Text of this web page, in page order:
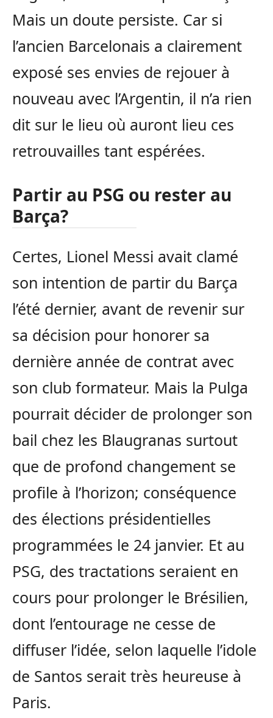
Mais un doute persiste. Car si
l’ancien Barcelonais a clairement
exposé ses envies de rejouer à
nouveau avec l’Argentin, il n’a rien
dit sur le lieu où auront lieu ces
retrouvailles tant espérées.
Partir au PSG ou rester au
Barça?
Certes, Lionel Messi avait clamé
son intention de partir du Barça
l’été dernier, avant de revenir sur
sa décision pour honorer sa
dernière année de contrat avec
son club formateur. Mais la Pulga
pourrait décider de prolonger son
bail chez les Blaugranas surtout
que de profond changement se
profile à l’horizon; conséquence
des élections présidentielles
programmées le 24 janvier. Et au
PSG, des tractations seraient en
cours pour prolonger le Brésilien,
dont l’entourage ne cesse de
diffuser l’idée, selon laquelle l’idole
de Santos serait très heureuse à
Paris.